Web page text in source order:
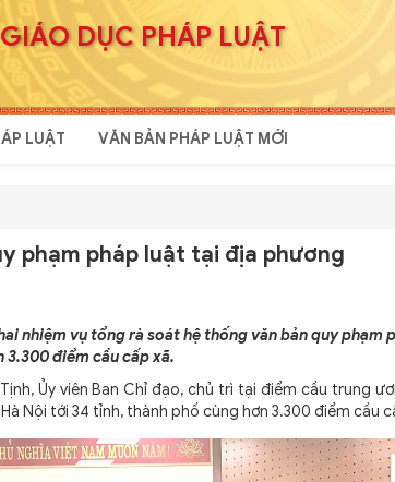
DỤC PHÁP LUẬT
LUẬT VĂN BẢN PHÁP LUẬT MỚI
phạm pháp luật tại địa phương
nhiệm vụ tổng rà soát hệ thống văn bản quy phạm
điểm cầu cấp xã.
Ủy viên Ban Chỉ đạo, chủ trì tại điểm cầu trung
Nội tới 34 tỉnh, thành phố cùng hơn 3.300 điểm cầu